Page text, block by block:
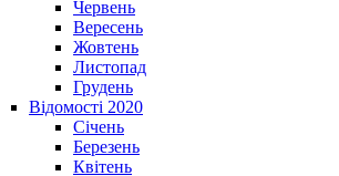
Червень
Вересень
Жовтень
Листопад
Грудень
Відомості 2020
Січень
Березень
Квітень